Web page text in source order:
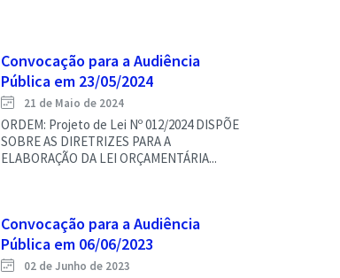
Convocação para a Audiência
Pública em 23/05/2024
21 de Maio de 2024
ORDEM: Projeto de Lei Nº 012/2024 DISPÕE
SOBRE AS DIRETRIZES PARA A
ELABORAÇÃO DA LEI ORÇAMENTÁRIA...
Convocação para a Audiência
Pública em 06/06/2023
02 de Junho de 2023